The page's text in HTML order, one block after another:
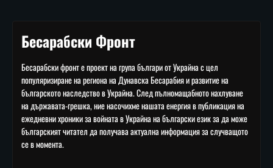
Бесарабски Фронт
Бесарабски фронт е проект на група българи от Украйна с цел
популяризиране на региона на Дунавска Бесарабия и развитие на
българското наследство в Украйна. След пълномащабното нахлуване
на държавата-грешка, ние насочихме нашата енергия в публикация на
ежедневни хроники за войната в Украйна на български език за да може
българският читател да получава актуална информация за случващото
се в момента.